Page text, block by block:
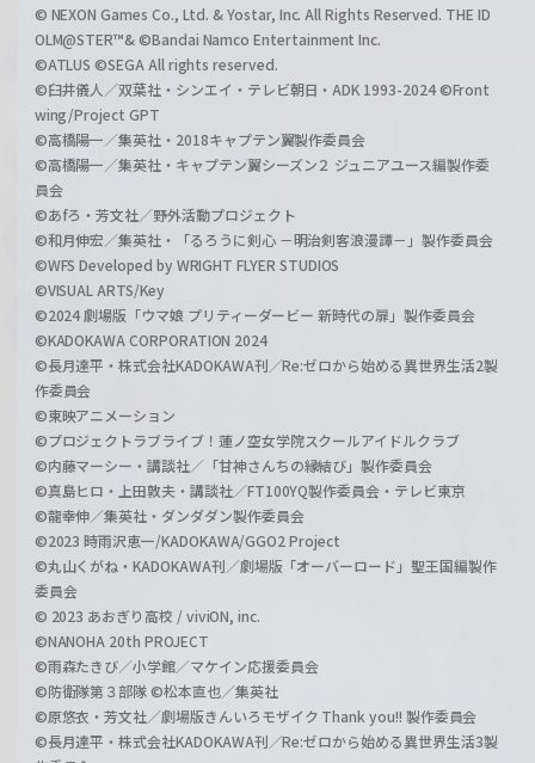
© NEXON Games Co., Ltd. & Yostar, Inc. All Rights Reserved. THE ID
OLM@STER™& ©Bandai Namco Entertainment Inc.
©ATLUS ©SEGA All rights reserved.
©臼井儀人／双葉社・シンエイ・テレビ朝日・ADK 1993-2024 ©Front
wing/Project GPT
©高橋陽一／集英社・2018キャプテン翼製作委員会
©高橋陽一／集英社・キャプテン翼シーズン２ ジュニアユース編製作委
員会
©あfろ・芳文社／野外活動プロジェクト
©和月伸宏／集英社・「るろうに剣心 －明治剣客浪漫譚－」製作委員会
©WFS Developed by WRIGHT FLYER STUDIOS
©VISUAL ARTS/Key
©2024 劇場版「ウマ娘 プリティーダービー 新時代の扉」製作委員会
©KADOKAWA CORPORATION 2024
©長月達平・株式会社KADOKAWA刊／Re:ゼロから始める異世界生活2製
作委員会
©東映アニメーション
©プロジェクトラブライブ！蓮ノ空女学院スクールアイドルクラブ
©内藤マーシー・講談社／「甘神さんちの縁結び」製作委員会
©真島ヒロ・上田敦夫・講談社／FT100YQ製作委員会・テレビ東京
©龍幸伸／集英社・ダンダダン製作委員会
©2023 時雨沢恵一/KADOKAWA/GGO2 Project
©丸山くがね・KADOKAWA刊／劇場版「オーバーロード」聖王国編製作
委員会
© 2023 あおぎり高校 / viviON, inc.
©NANOHA 20th PROJECT
©雨森たきび／小学館／マケイン応援委員会
©防衛隊第３部隊 ©松本直也／集英社
©原悠衣・芳文社／劇場版きんいろモザイク Thank you!! 製作委員会
©長月達平・株式会社KADOKAWA刊／Re:ゼロから始める異世界生活3製